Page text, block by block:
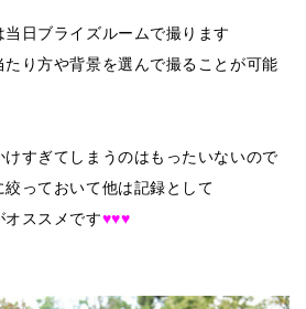
日ブライズルームで撮ります
たり方や背景を選んで撮ることが可能
すぎてしまうのはもったいないので
っておいて他は記録として
オススメです♥♥♥